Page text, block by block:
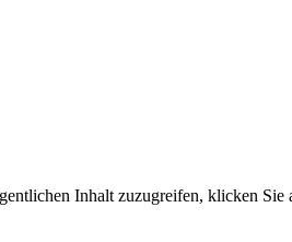
Inhalt zuzugreifen, klicken Sie